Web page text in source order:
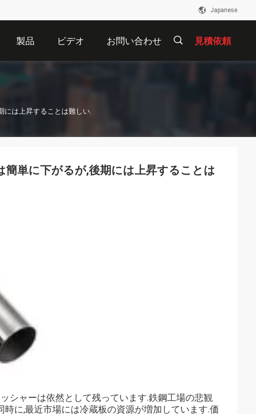
Japanese
製品 ビデオ お問い合わせ 見積依頼
には上昇することは難しい.
単に下がるが,後期には上昇することは
シャーは依然として残っています.鉄鋼工場の悲観
に,最近市場には冷蔵板の資源が増加しています.価